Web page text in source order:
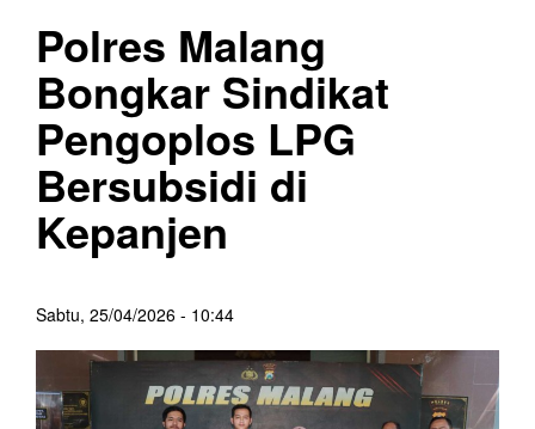
Polres Malang
Bongkar Sindikat
Pengoplos LPG
Bersubsidi di
Kepanjen
Sabtu, 25/04/2026 - 10:44